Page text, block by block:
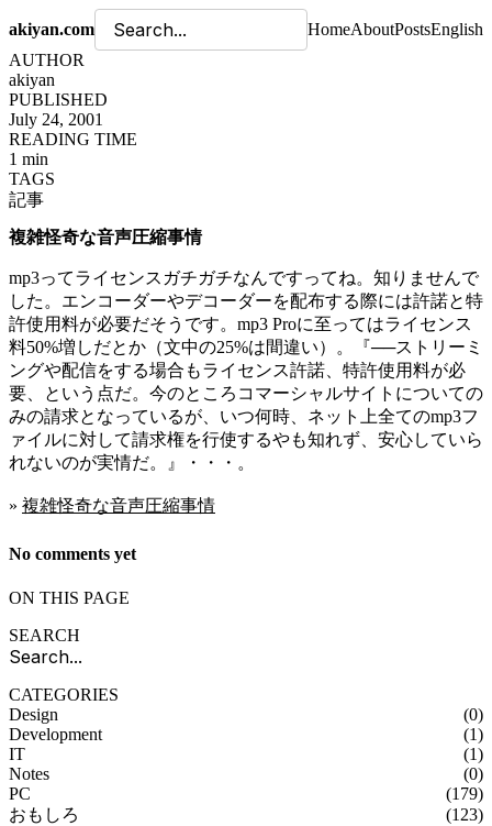
akiyan.com HomeAboutPostsEnglish
AUTHOR
akiyan
PUBLISHED
July 24, 2001
READING TIME
1 min
TAGS
記事
複雑怪奇な音声圧縮事情
mp3ってライセンスガチガチなんですってね。知りませんで
した。エンコーダーやデコーダーを配布する際には許諾と特
許使用料が必要だそうです。mp3 Proに至ってはライセンス
料50%増しだとか（文中の25%は間違い）。『──ストリーミ
ングや配信をする場合もライセンス許諾、特許使用料が必
要、という点だ。今のところコマーシャルサイトについての
みの請求となっているが、いつ何時、ネット上全てのmp3フ
ァイルに対して請求権を行使するやも知れず、安心していら
れないのが実情だ。』・・・。
» 複雑怪奇な音声圧縮事情
No comments yet
ON THIS PAGE
SEARCH
CATEGORIES
Design
(0)
Development
(1)
IT
(1)
Notes
(0)
PC
(179)
おもしろ
(123)